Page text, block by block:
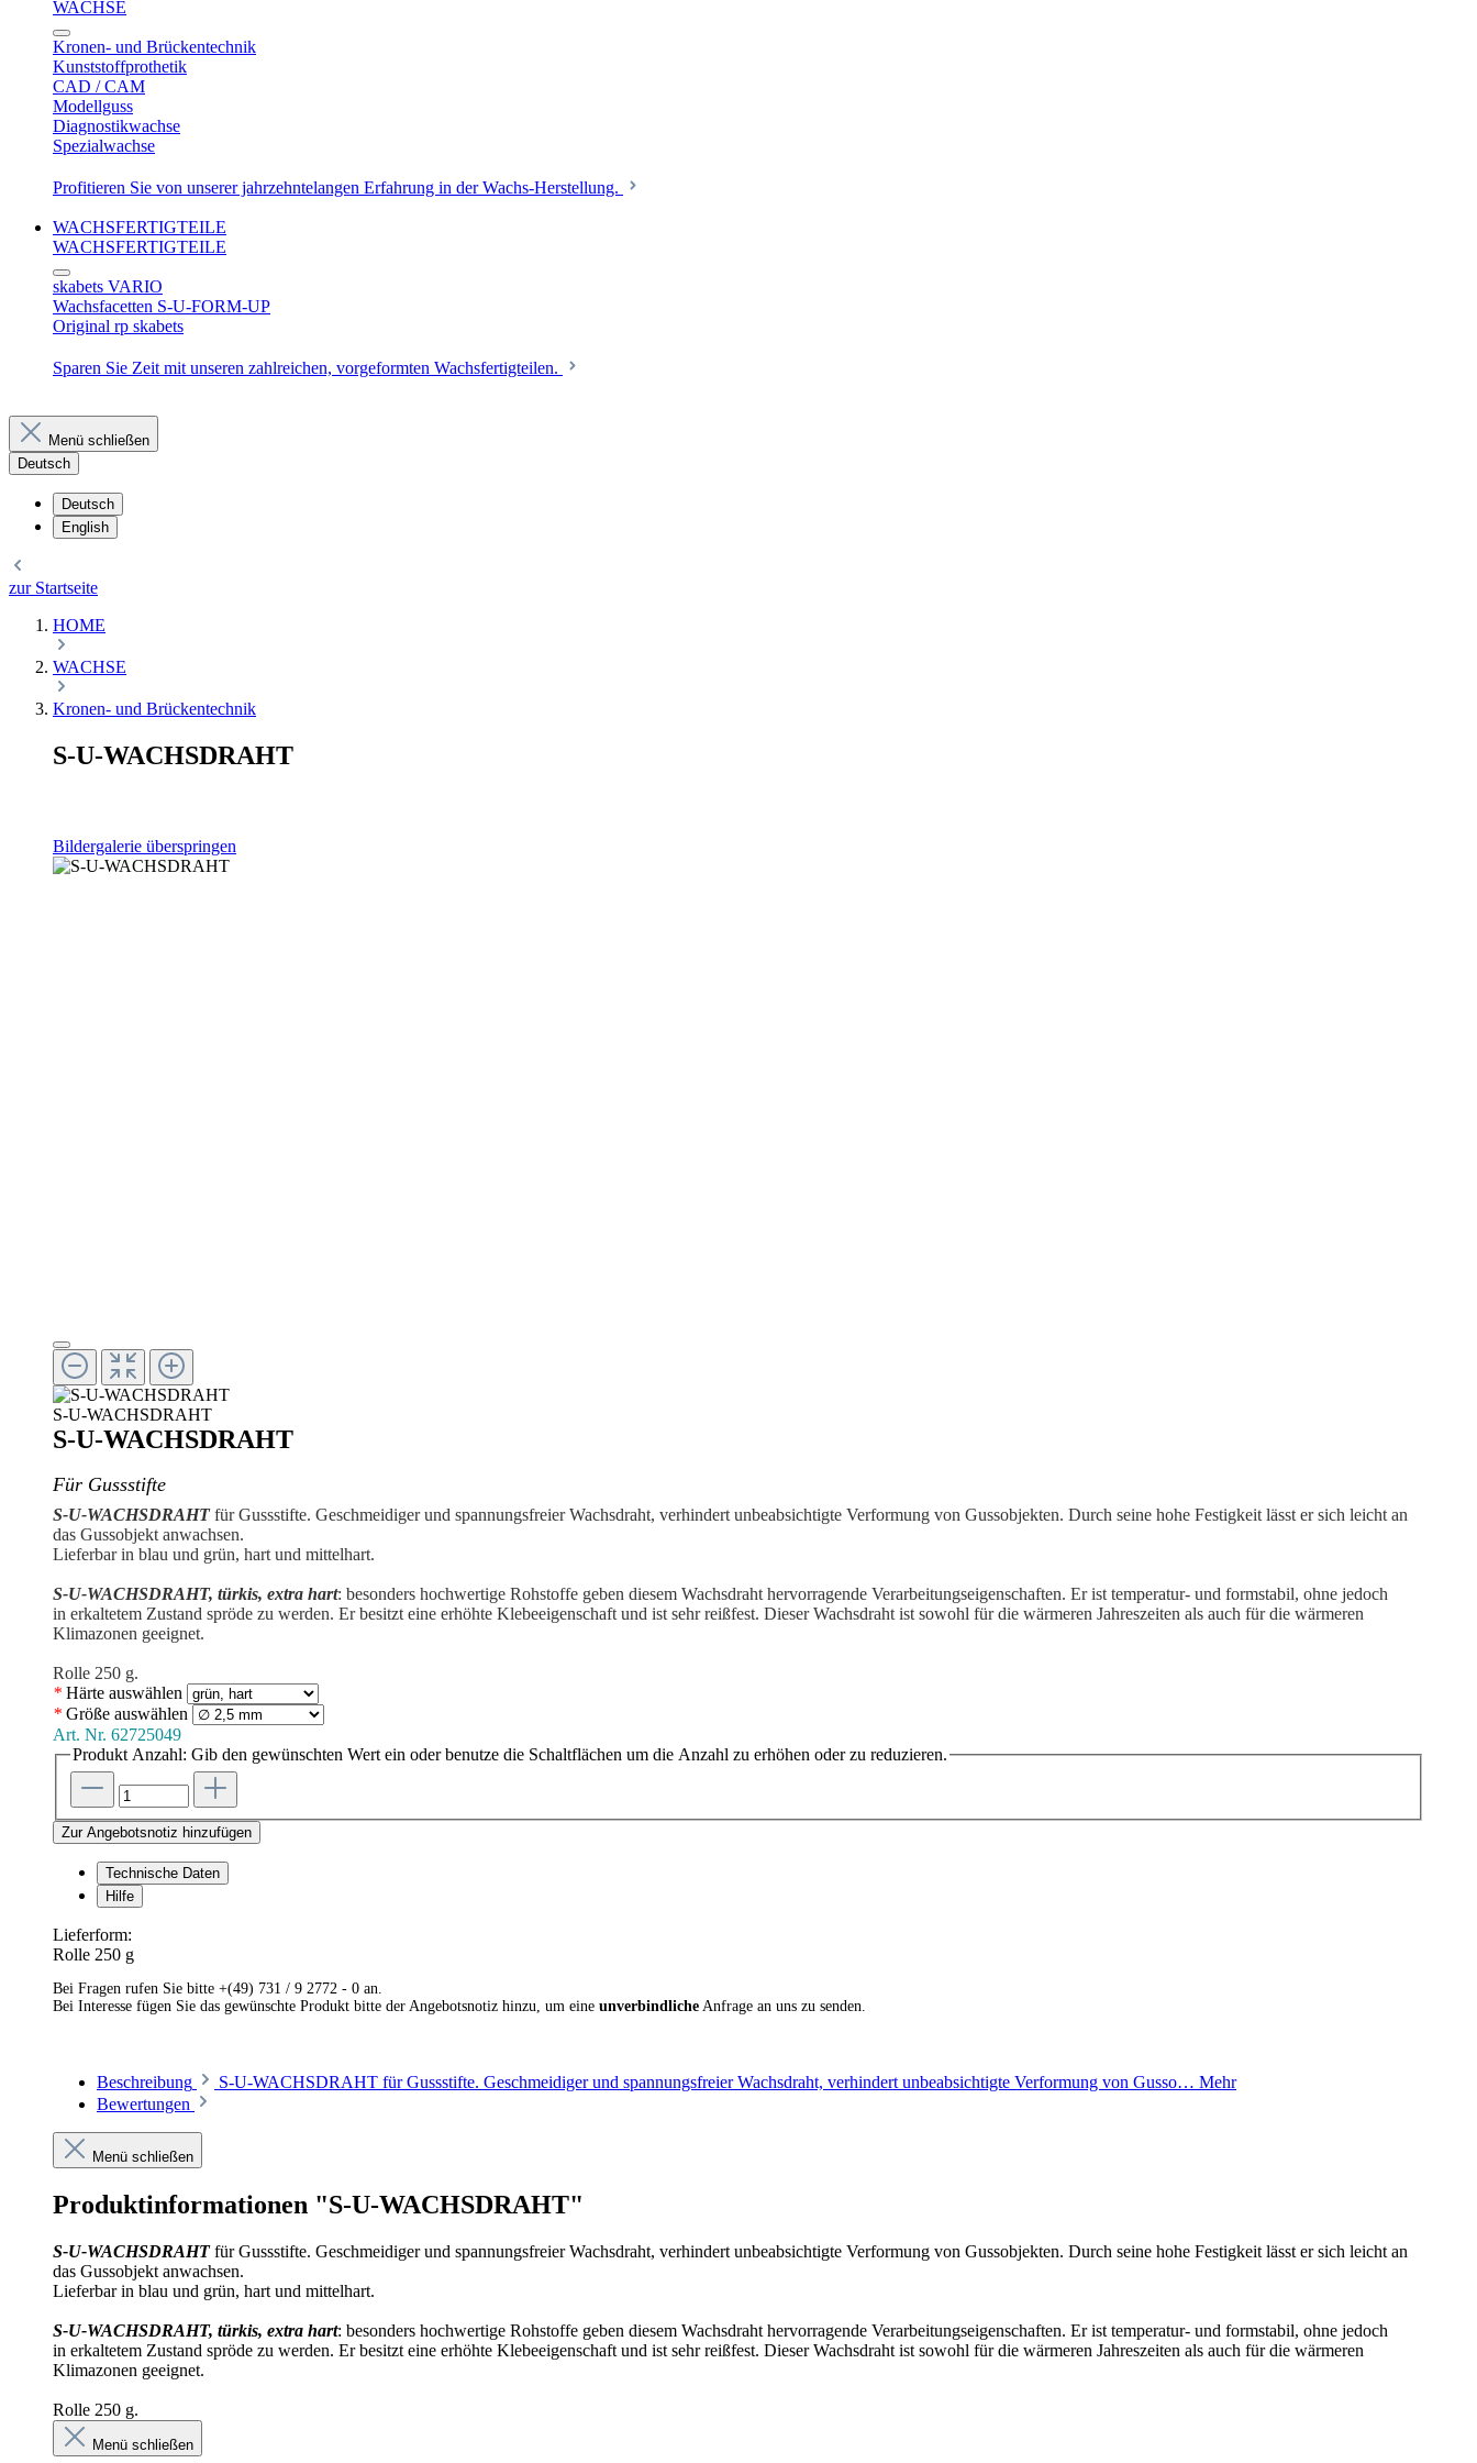
WACHSE
Kronen- und Brückentechnik
Kunststoffprothetik
CAD / CAM
Modellguss
Diagnostikwachse
Spezialwachse
Profitieren Sie von unserer jahrzehntelangen Erfahrung in der Wachs-Herstellung.
WACHSFERTIGTEILE
WACHSFERTIGTEILE
skabets VARIO
Wachsfacetten S-U-FORM-UP
Original rp skabets
Sparen Sie Zeit mit unseren zahlreichen, vorgeformten Wachsfertigteilen.
Menü schließen
Deutsch
Deutsch
English
zur Startseite
HOME
WACHSE
Kronen- und Brückentechnik
S-U-WACHSDRAHT
Bildergalerie überspringen
S-U-WACHSDRAHT
S-U-WACHSDRAHT
Für Gussstifte
S-U-WACHSDRAHTfür Gussstifte. Geschmeidiger und spannungsfreier Wachsdraht, verhindert unbeabsichtigte Verformung von Gussobjekten. Durch seine hohe Festigkeit lässt er sich leicht an
das Gussobjekt anwachsen.
Lieferbar in blau und grün, hart und mittelhart.
S-U-WACHSDRAHT, türkis, extra hart: besonders hochwertige Rohstoffe geben diesem Wachsdraht hervorragende Verarbeitungseigenschaften. Er ist temperatur- und formstabil, ohne jedoch
in erkaltetem Zustand spröde zu werden. Er besitzt eine erhöhte Klebeeigenschaft und ist sehr reißfest. Dieser Wachsdraht ist sowohl für die wärmeren Jahreszeiten als auch für die wärmeren
Klimazonen geeignet.
Rolle 250 g.
* Härte auswählen
* Größe auswählen
Art. Nr. 62725049
Produkt Anzahl: Gib den gewünschten Wert ein oder benutze die Schaltflächen um die Anzahl zu erhöhen oder zu reduzieren.
Zur Angebotsnotiz hinzufügen
Technische Daten
Hilfe
Lieferform:
Rolle 250 g
Bei Fragen rufen Sie bitte +(49) 731 / 9 2772 - 0 an.
Bei Interesse fügen Sie das gewünschte Produkt bitte der Angebotsnotiz hinzu, um eine unverbindliche Anfrage an uns zu senden.
Beschreibung S-U-WACHSDRAHT für Gussstifte. Geschmeidiger und spannungsfreier Wachsdraht, verhindert unbeabsichtigte Verformung von Gusso… Mehr
Bewertungen
Menü schließen
Produktinformationen "S-U-WACHSDRAHT"
S-U-WACHSDRAHTfür Gussstifte. Geschmeidiger und spannungsfreier Wachsdraht, verhindert unbeabsichtigte Verformung von Gussobjekten. Durch seine hohe Festigkeit lässt er sich leicht an
das Gussobjekt anwachsen.
Lieferbar in blau und grün, hart und mittelhart.
S-U-WACHSDRAHT, türkis, extra hart: besonders hochwertige Rohstoffe geben diesem Wachsdraht hervorragende Verarbeitungseigenschaften. Er ist temperatur- und formstabil, ohne jedoch
in erkaltetem Zustand spröde zu werden. Er besitzt eine erhöhte Klebeeigenschaft und ist sehr reißfest. Dieser Wachsdraht ist sowohl für die wärmeren Jahreszeiten als auch für die wärmeren
Klimazonen geeignet.
Rolle 250 g.
Menü schließen